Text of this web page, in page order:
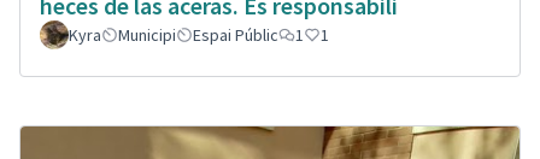
Kyra Municipi Espai Públic 1 1